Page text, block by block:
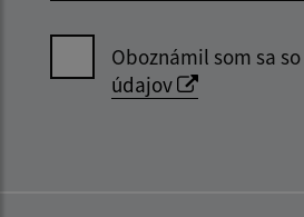
Oboznámil som sa so
údajov